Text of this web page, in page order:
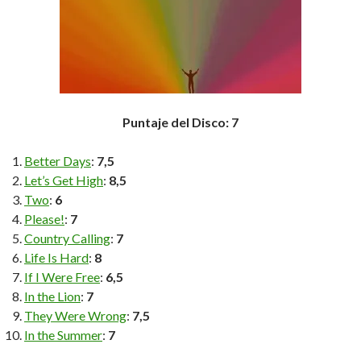
Puntaje del Disco: 7
Better Days: 7,5
Let’s Get High: 8,5
Two: 6
Please!: 7
Country Calling: 7
Life Is Hard: 8
If I Were Free: 6,5
In the Lion: 7
They Were Wrong: 7,5
In the Summer: 7